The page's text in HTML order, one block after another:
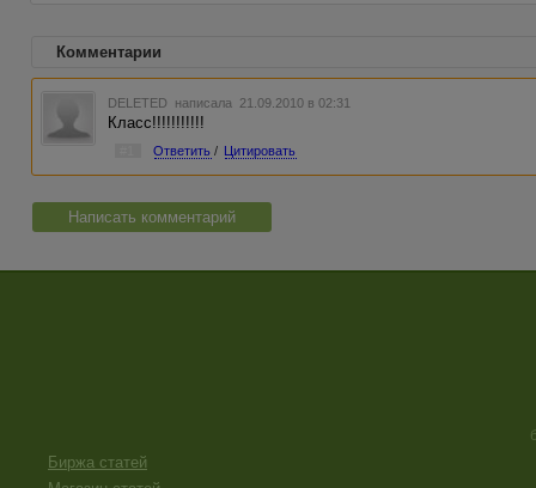
Комментарии
DELETED написала 21.09.2010 в 02:31
Класс!!!!!!!!!!!
Ответить / Цитировать
Написать комментарий
Биржа статей